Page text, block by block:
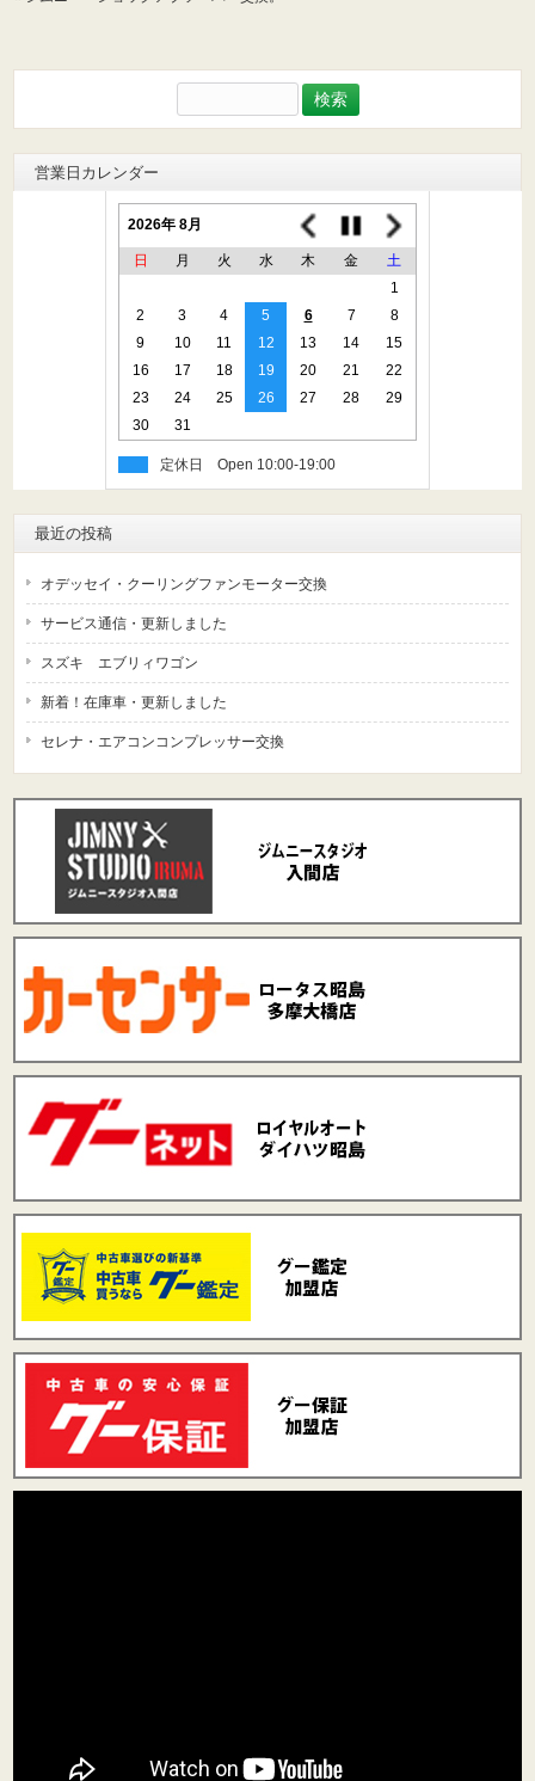
索:
営業日カレンダー
2026年 8月
日 月 火 水 木 金
土
1
2
3 4 5 6 7
8
9
10 11 12 13 14
15
16
17 18 19 20 21
22
23
24 25 26 27 28
29
30
31
定休日
最近の投稿
オデッセイ・クーリングファンモーター交換
サービス通信・更新しました
スズキ エブリィワゴン
新着！在庫車・更新しました
セレナ・エアコンコンプレッサー交換